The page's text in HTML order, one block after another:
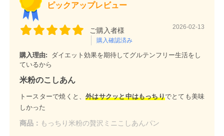
ピックアップレビュー
ご購入者様
購入確認済み
2026-02-13
購入理由:
ダイエット効果を期待してグルテンフリー生活をし
ているから
米粉のこしあん
トースターで焼くと、外はサクッと中はもっちりでとても美味
しかった
商品： もっちり米粉の贅沢ミニこしあんパン